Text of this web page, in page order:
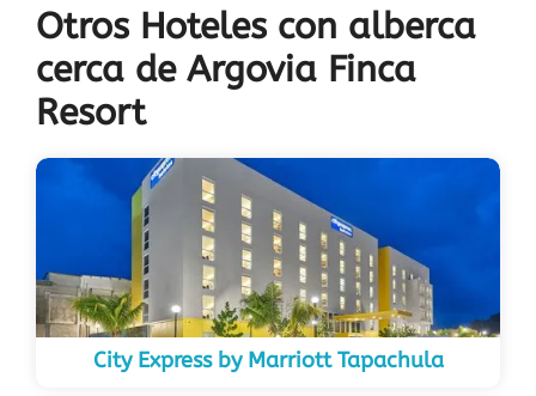
Otros Hoteles con alberca
cerca de Argovia Finca
Resort
City Express by Marriott Tapachula